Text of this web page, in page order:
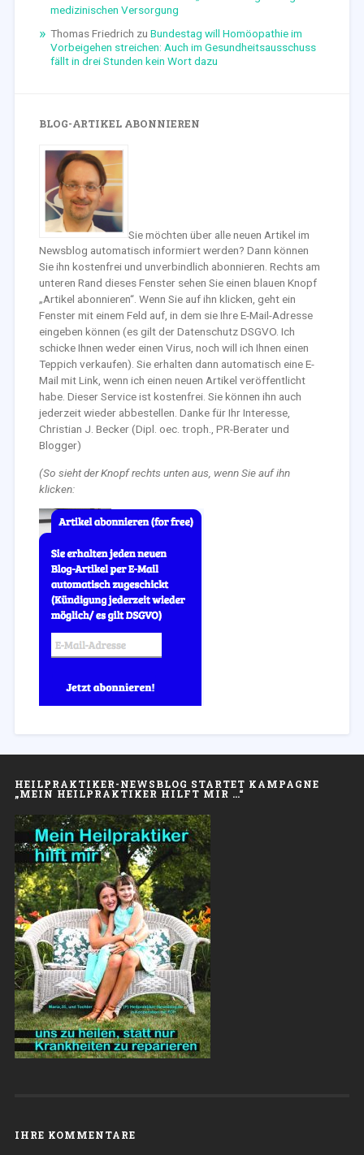
medizinischen Versorgung
Thomas Friedrich zu Bundestag will Homöopathie im
Vorbeigehen streichen: Auch im Gesundheitsausschuss
fällt in drei Stunden kein Wort dazu
BLOG-ARTIKEL ABONNIEREN
Sie möchten über alle neuen Artikel im
Newsblog automatisch informiert werden? Dann können
Sie ihn kostenfrei und unverbindlich abonnieren. Rechts am
unteren Rand dieses Fenster sehen Sie einen blauen Knopf
„Artikel abonnieren“. Wenn Sie auf ihn klicken, geht ein
Fenster mit einem Feld auf, in dem sie Ihre E-Mail-Adresse
eingeben können (es gilt der Datenschutz DSGVO. Ich
schicke Ihnen weder einen Virus, noch will ich Ihnen einen
Teppich verkaufen). Sie erhalten dann automatisch eine E-
Mail mit Link, wenn ich einen neuen Artikel veröffentlicht
habe. Dieser Service ist kostenfrei. Sie können ihn auch
jederzeit wieder abbestellen. Danke für Ihr Interesse,
Christian J. Becker (Dipl. oec. troph., PR-Berater und
Blogger)
(So sieht der Knopf rechts unten aus, wenn Sie auf ihn
klicken:
HEILPRAKTIKER-NEWSBLOG STARTET KAMPAGNE
„MEIN HEILPRAKTIKER HILFT MIR …“
IHRE KOMMENTARE